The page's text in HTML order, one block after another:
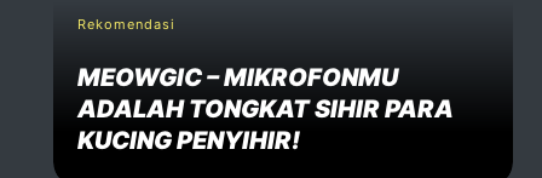
Rekomendasi
MEOWGIC – MIKROFONMU
ADALAH TONGKAT SIHIR PARA
KUCING PENYIHIR!